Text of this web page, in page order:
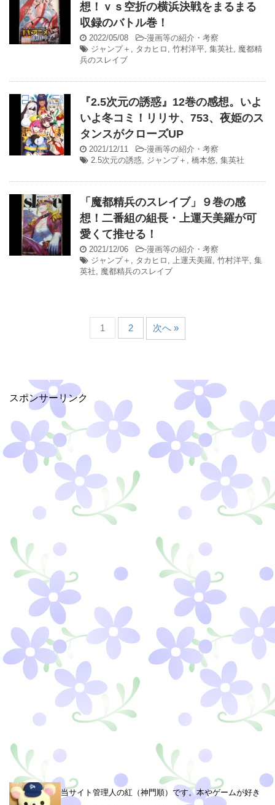
想！ｖｓ空折の横浜決戦をまるまる
収録のバトル巻！
2022/05/08 -漫画等の紹介・考察
ジャンプ＋ , タカヒロ , 竹村洋平, 集英社, 魔都精
兵のスレイブ
『2.5次元の誘惑』12巻の感想。いよ
いよ冬コミ！リリサ、753、夜姫のス
タンスがクローズUP
2021/12/11 -漫画等の紹介・考察
2.5次元の誘惑, ジャンプ＋ , 橋本悠, 集英社
「魔都精兵のスレイブ」９巻の感
想！二番組の組長・上運天美羅が可
愛くて推せる！
2021/12/06 -漫画等の紹介・考察
ジャンプ＋ , タカヒロ , 上運天美羅, 竹村洋平, 集
英社, 魔都精兵のスレイブ
1 2 次へ »
スポンサーリンク
当サイト管理人の紅（神門順）です。本やゲームが好き